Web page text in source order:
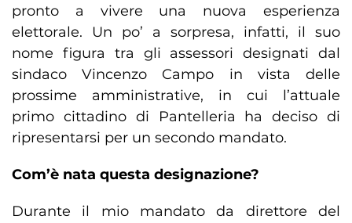
pronto a vivere una nuova esperienza
elettorale. Un po’ a sorpresa, infatti, il suo
nome figura tra gli assessori designati dal
sindaco Vincenzo Campo in vista delle
prossime amministrative, in cui l’attuale
primo cittadino di Pantelleria ha deciso di
ripresentarsi per un secondo mandato.
Com’è nata questa designazione?
Durante il mio mandato da direttore del